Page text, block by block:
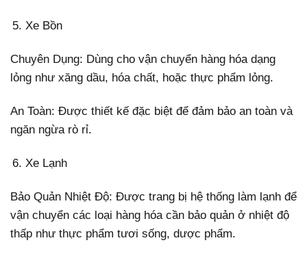
Xe Bồn
Chuyên Dụng: Dùng cho vận chuyển hàng hóa dạng
lỏng như xăng dầu, hóa chất, hoặc thực phẩm lỏng.
An Toàn: Được thiết kế đặc biệt để đảm bảo an toàn và
ngăn ngừa rò rỉ.
Xe Lạnh
Bảo Quản Nhiệt Độ: Được trang bị hệ thống làm lạnh để
vận chuyển các loại hàng hóa cần bảo quản ở nhiệt độ
thấp như thực phẩm tươi sống, dược phẩm.